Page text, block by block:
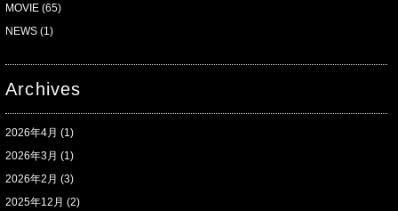
MOVIE (65)
NEWS (1)
Archives
2026年4月 (1)
2026年3月 (1)
2026年2月 (3)
2025年12月 (2)